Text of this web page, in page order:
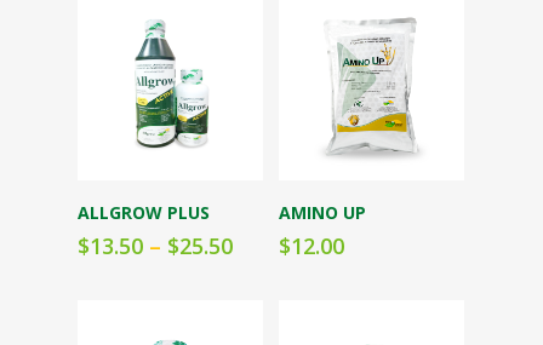
Seleccionar
opciones
ALLGROW PLUS
$13.50 – $25.50
Seleccionar
opciones
AMINO UP
$12.00